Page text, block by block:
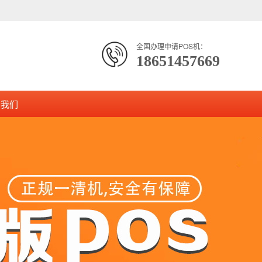
全国办理申请POS机：
18651457669
们